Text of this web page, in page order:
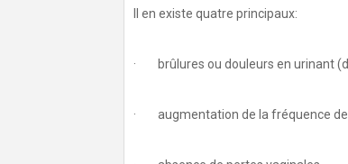
Il en existe quatre principaux:
· brûlures ou douleurs en urinant
· augmentation de la fréquence